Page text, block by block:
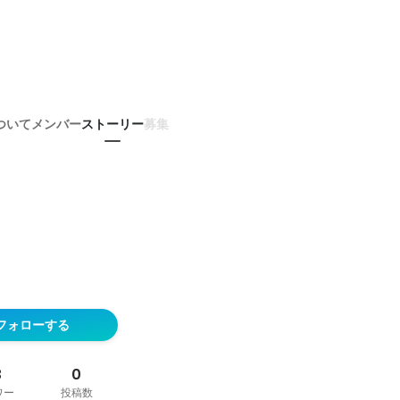
いて メンバーストーリー募集
ォローする
ー
0
投稿数